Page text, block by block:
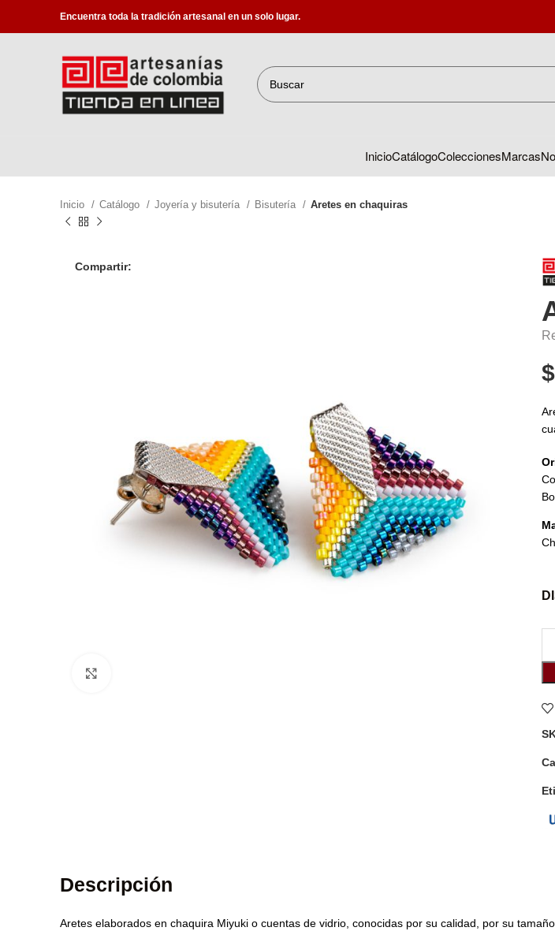
Encuentra toda la tradición artesanal en un solo lugar.
InicioCatálogoColeccionesMarcas
Inicio Catálogo Joyería y bisutería Bisutería Aretes en chaquiras
$
Compartir:
Descripción
Aretes elaborados en chaquira Miyuki o cuentas de vidrio, conocidas por su calidad, por su